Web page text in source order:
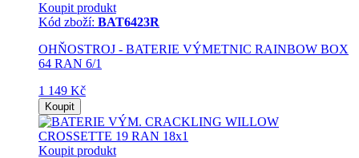
Koupit produkt
Kód zboží: BAT6423R
OHŇOSTROJ - BATERIE VÝMETNIC RAINBOW BOX
64 RAN 6/1
1 149 Kč
Koupit
Koupit produkt